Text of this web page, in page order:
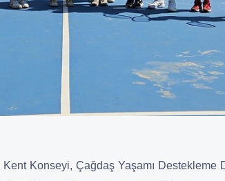
Konseyi, Çağdaş Yaşamı Destekleme